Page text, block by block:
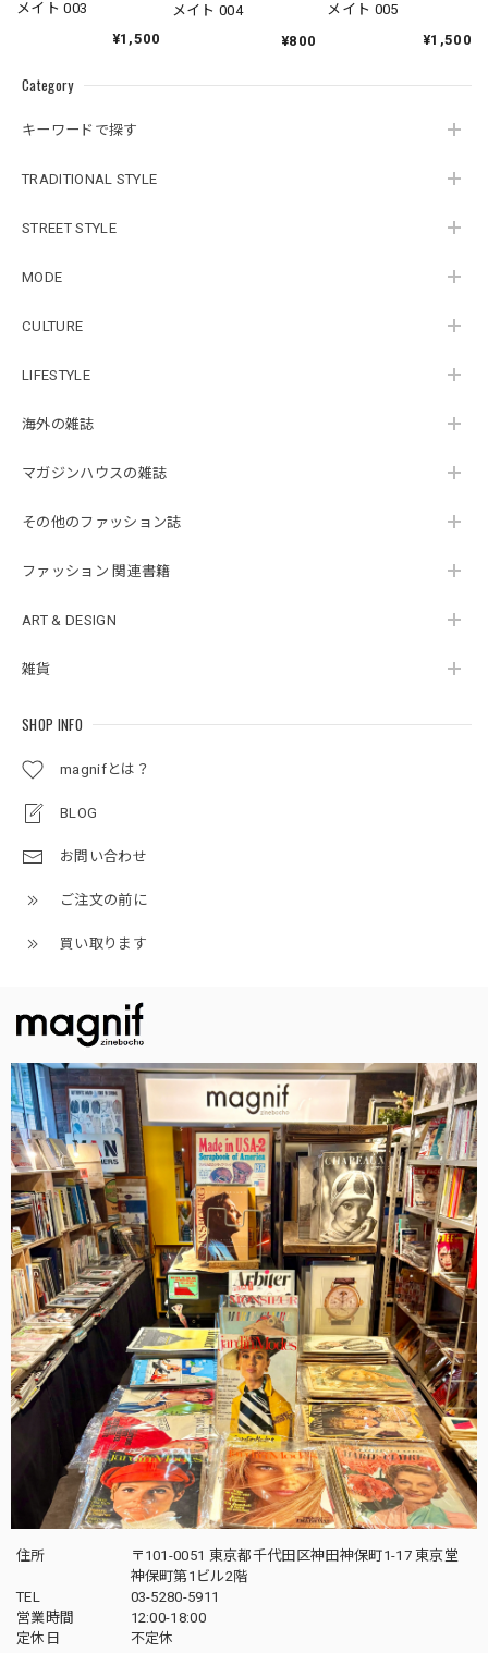
Category
キーワードで探す
TRADITIONAL STYLE
STREET STYLE
MODE
CULTURE
LIFESTYLE
海外の雑誌
マガジンハウスの雑誌
その他のファッション誌
ファッション 関連書籍
ART & DESIGN
雑貨
SHOP INFO
magnifとは？
BLOG
お問い合わせ
ご注文の前に
買い取ります
メイト 003
¥1,500
メイト 004
¥800
メイト 005
¥1,500
住所
〒101-0051 東京都千代田区神田神保町1-17 東京堂
神保町第1ビル2階
TEL
03-5280-5911
営業時間
12:00-18:00
定休日
不定休